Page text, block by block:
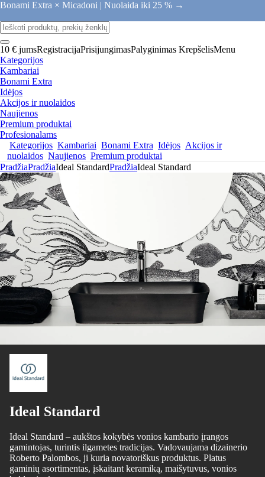
Bonami Extra × Micadoni | Nuolaida iki 25 % →
10 € jumsRegistracijaPrisijungimasPalyginimas KrepšelisMenu
Kategorijos
Kambariai
Bonami Extra
Idėjos
Akcijos ir nuolaidos
Naujienos
Premium produktai
Profesionalams
Kategorijos Kambariai Bonami Extra Idėjos Akcijos ir
nuolaidos Naujienos Premium produktai
PradžiaPradžiaIdeal StandardPradžiaIdeal Standard
Ideal Standard
Ideal Standard – aukštos kokybės vonios kambario įrangos
gamintojas, turintis ilgametes tradicijas. Vadovaujama dizainerio
Roberto Palombos, ji kuria novatoriškus produktus. Platus
gaminių asortimentas, įskaitant keramiką, maišytuvus, vonios